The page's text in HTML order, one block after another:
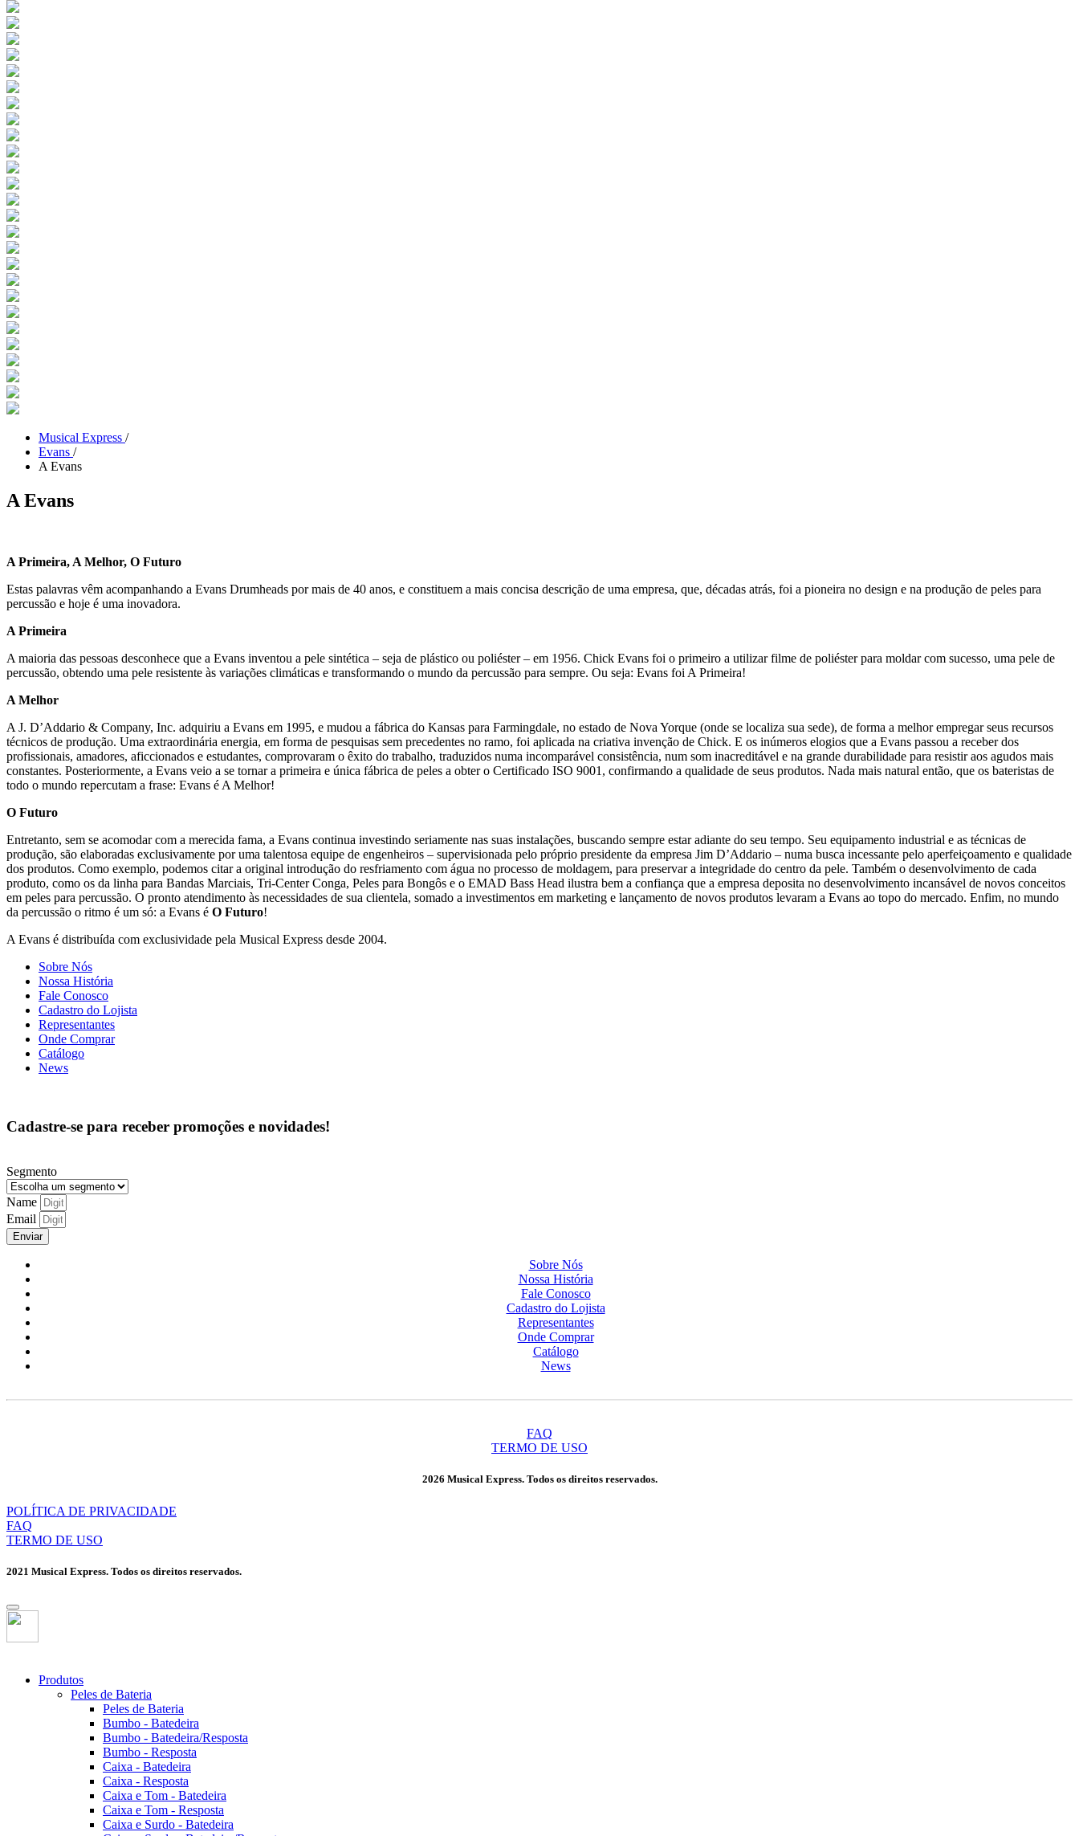
Musical Express /
Evans /
A Evans
A Evans
A Primeira, A Melhor, O Futuro
Estas palavras vêm acompanhando a Evans Drumheads por mais de 40 anos, e constituem a mais concisa descrição de uma empresa, que, décadas atrás, foi a pioneira no design e na produção de peles para
percussão e hoje é uma inovadora.
A Primeira
A maioria das pessoas desconhece que a Evans inventou a pele sintética – seja de plástico ou poliéster – em 1956. Chick Evans foi o primeiro a utilizar filme de poliéster para moldar com sucesso, uma pele de
percussão, obtendo uma pele resistente às variações climáticas e transformando o mundo da percussão para sempre. Ou seja: Evans foi A Primeira!
A Melhor
A J. D’Addario & Company, Inc. adquiriu a Evans em 1995, e mudou a fábrica do Kansas para Farmingdale, no estado de Nova Yorque (onde se localiza sua sede), de forma a melhor empregar seus recursos
técnicos de produção. Uma extraordinária energia, em forma de pesquisas sem precedentes no ramo, foi aplicada na criativa invenção de Chick. E os inúmeros elogios que a Evans passou a receber dos
profissionais, amadores, aficcionados e estudantes, comprovaram o êxito do trabalho, traduzidos numa incomparável consistência, num som inacreditável e na grande durabilidade para resistir aos agudos mais
constantes. Posteriormente, a Evans veio a se tornar a primeira e única fábrica de peles a obter o Certificado ISO 9001, confirmando a qualidade de seus produtos. Nada mais natural então, que os bateristas de
todo o mundo repercutam a frase: Evans é A Melhor!
O Futuro
Entretanto, sem se acomodar com a merecida fama, a Evans continua investindo seriamente nas suas instalações, buscando sempre estar adiante do seu tempo. Seu equipamento industrial e as técnicas de
produção, são elaboradas exclusivamente por uma talentosa equipe de engenheiros – supervisionada pelo próprio presidente da empresa Jim D’Addario – numa busca incessante pelo aperfeiçoamento e qualidade
dos produtos. Como exemplo, podemos citar a original introdução do resfriamento com água no processo de moldagem, para preservar a integridade do centro da pele. Também o desenvolvimento de cada
produto, como os da linha para Bandas Marciais, Tri-Center Conga, Peles para Bongôs e o EMAD Bass Head ilustra bem a confiança que a empresa deposita no desenvolvimento incansável de novos conceitos
em peles para percussão. O pronto atendimento às necessidades de sua clientela, somado a investimentos em marketing e lançamento de novos produtos levaram a Evans ao topo do mercado. Enfim, no mundo
da percussão o ritmo é um só: a Evans é O Futuro!
A Evans é distribuída com exclusividade pela Musical Express desde 2004.
Sobre Nós
Nossa História
Fale Conosco
Cadastro do Lojista
Representantes
Onde Comprar
Catálogo
News
Cadastre-se para receber promoções e novidades!
Segmento
Name
Email
Enviar
Sobre Nós
Nossa História
Fale Conosco
Cadastro do Lojista
Representantes
Onde Comprar
Catálogo
News
FAQ
TERMO DE USO
2026 Musical Express. Todos os direitos reservados.
POLÍTICA DE PRIVACIDADE
FAQ
TERMO DE USO
2021 Musical Express. Todos os direitos reservados.
Produtos
Peles de Bateria
Peles de Bateria
Bumbo - Batedeira
Bumbo - Batedeira/Resposta
Bumbo - Resposta
Caixa - Batedeira
Caixa - Resposta
Caixa e Tom - Batedeira
Caixa e Tom - Resposta
Caixa e Surdo - Batedeira